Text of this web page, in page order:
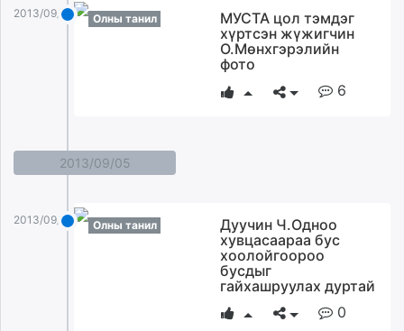
paparazzi.mn
2013/09/08 Олны танил
МУСТА цол тэмдэг
хүртсэн жүжигчин
О.Мөнхгэрэлийн
фото
6
2013/09/05
2013/09/05 Олны танил
Дуучин Ч.Одноо
хувцасаараа бус
хоолойгоороо
бусдыг
гайхашруулах дуртай
0